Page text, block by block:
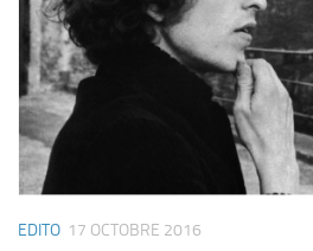
EDITO 17 OCTOBRE 2016